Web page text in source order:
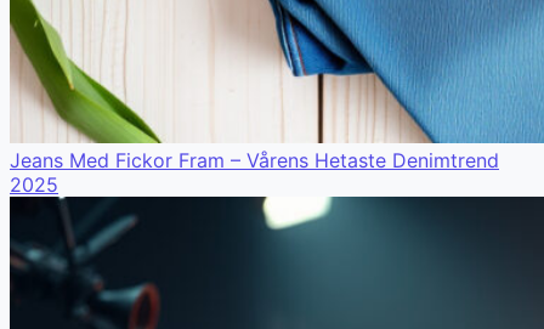
Jeans Med Fickor Fram – Vårens Hetaste Denimtrend
2025